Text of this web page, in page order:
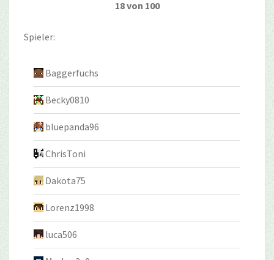
18 von 100
Spieler:
Baggerfuchs
Becky0810
bluepanda96
ChrisToni
Dakota75
Lorenz1998
luca506